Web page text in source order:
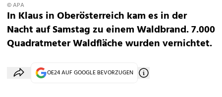
© APA
In Klaus in Oberösterreich kam es in der
Nacht auf Samstag zu einem Waldbrand. 7.000
Quadratmeter Waldfläche wurden vernichtet.
OE24 AUF GOOGLE BEVORZUGEN